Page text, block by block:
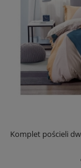
Komplet pościeli